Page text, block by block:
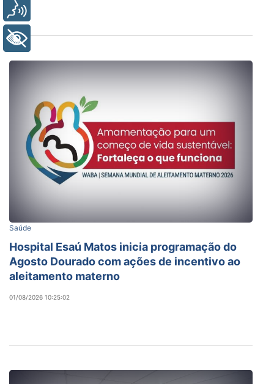
Saúde
Hospital Esaú Matos inicia programação do
Agosto Dourado com ações de incentivo ao
aleitamento materno
01/08/2026 10:25:02
+ Acessibilidade